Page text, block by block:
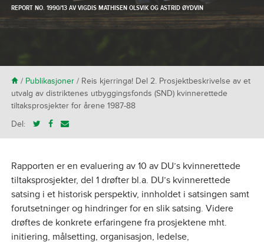
REPORT NO. 1990/13 AVVIGDIS MATHISEN OLSVIKOGASTRID ØYDVIN
H/ Publikasjoner/ Reis kjerringa! Del 2. Prosjektbeskrivelse av et
utvalg av distriktenes utbyggingsfonds (SND) kvinnerettede
tiltaksprosjekter for årene 1987-88
Del:
Rapporten er en evaluering av 10 av DU’s kvinnerettede
tiltaksprosjekter, del 1 drøfter bl.a. DU’s kvinnerettede
satsing i et historisk perspektiv, innholdet i satsingen samt
forutsetninger og hindringer for en slik satsing. Videre
drøftes de konkrete erfaringene fra prosjektene mht.
initiering, målsetting, organisasjon, ledelse,